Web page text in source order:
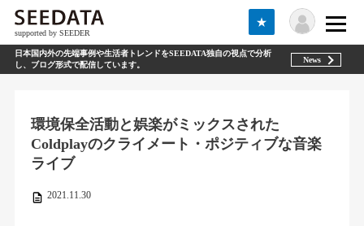
supported by SEEDER
★
日本国内外の先端事例や生活者トレンドをSEEDATA独自の視点で分析
し、ブログ形式で配信しています。
News
環境保全活動と娯楽がミックスされた
Coldplayのクライメート・ポジティブな音楽
ライブ
2021.11.30